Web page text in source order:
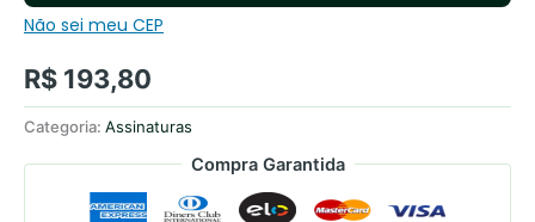
Não sei meu CEP
R$ 193,80
Categoria: Assinaturas
Compra Garantida